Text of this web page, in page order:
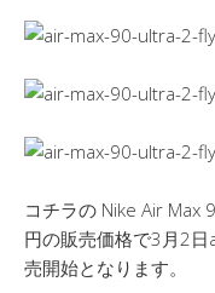
コチラの Nike Air Max
円の販売価格で3月2
売開始となります。